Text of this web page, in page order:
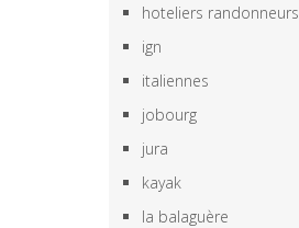
hoteliers randonneurs
ign
italiennes
jobourg
jura
kayak
la balaguère